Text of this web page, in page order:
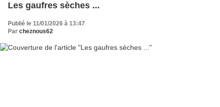
Les gaufres sèches ...
Publié le 11/01/2026 à 13:47
Par cheznous62